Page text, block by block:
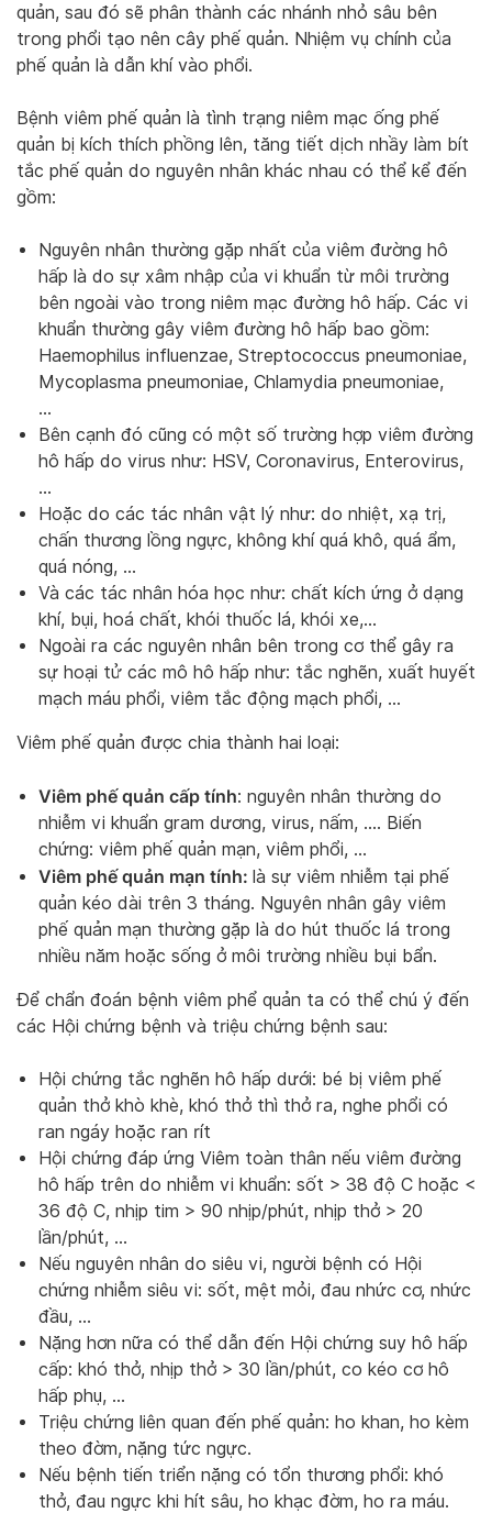
quản, sau đó sẽ phân thành các nhánh nhỏ sâu bên
trong phổi tạo nên cây phế quản. Nhiệm vụ chính của
phế quản là dẫn khí vào phổi.
Bệnh viêm phế quản là tình trạng niêm mạc ống phế
quản bị kích thích phồng lên, tăng tiết dịch nhầy làm bít
tắc phế quản do nguyên nhân khác nhau có thể kể đến
gồm:
Nguyên nhân thường gặp nhất của viêm đường hô
hấp là do sự xâm nhập của vi khuẩn từ môi trường
bên ngoài vào trong niêm mạc đường hô hấp. Các vi
khuẩn thường gây viêm đường hô hấp bao gồm:
Haemophilus influenzae, Streptococcus pneumoniae,
Mycoplasma pneumoniae, Chlamydia pneumoniae,
…
Bên cạnh đó cũng có một số trường hợp viêm đường
hô hấp do virus như: HSV, Coronavirus, Enterovirus,
…
Hoặc do các tác nhân vật lý như: do nhiệt, xạ trị,
chấn thương lồng ngực, không khí quá khô, quá ẩm,
quá nóng, …
Và các tác nhân hóa học như: chất kích ứng ở dạng
khí, bụi, hoá chất, khói thuốc lá, khói xe,…
Ngoài ra các nguyên nhân bên trong cơ thể gây ra
sự hoại tử các mô hô hấp như: tắc nghẽn, xuất huyết
mạch máu phổi, viêm tắc động mạch phổi, …
Viêm phế quản được chia thành hai loại:
Viêm phế quản cấp tính: nguyên nhân thường do
nhiễm vi khuẩn gram dương, virus, nấm, …. Biến
chứng: viêm phế quản mạn, viêm phổi, …
Viêm phế quản mạn tính: là sự viêm nhiễm tại phế
quản kéo dài trên 3 tháng. Nguyên nhân gây viêm
phế quản mạn thường gặp là do hút thuốc lá trong
nhiều năm hoặc sống ở môi trường nhiều bụi bẩn.
Để chẩn đoán bệnh viêm phể quản ta có thể chú ý đến
các Hội chứng bệnh và triệu chứng bệnh sau:
Hội chứng tắc nghẽn hô hấp dưới: bé bị viêm phế
quản thở khò khè, khó thở thì thở ra, nghe phổi có
ran ngáy hoặc ran rít
Hội chứng đáp ứng Viêm toàn thân nếu viêm đường
hô hấp trên do nhiễm vi khuẩn: sốt > 38 độ C hoặc <
36 độ C, nhịp tim > 90 nhịp/phút, nhịp thở > 20
lần/phút, …
Nếu nguyên nhân do siêu vi, người bệnh có Hội
chứng nhiễm siêu vi: sốt, mệt mỏi, đau nhức cơ, nhức
đầu, …
Nặng hơn nữa có thể dẫn đến Hội chứng suy hô hấp
cấp: khó thở, nhịp thở > 30 lần/phút, co kéo cơ hô
hấp phụ, …
Triệu chứng liên quan đến phế quản: ho khan, ho kèm
theo đờm, nặng tức ngực.
Nếu bệnh tiến triển nặng có tổn thương phổi: khó
thở, đau ngực khi hít sâu, ho khạc đờm, ho ra máu.